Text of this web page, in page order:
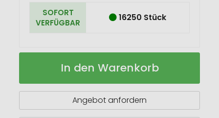
SOFORT
VERFÜGBAR
16250 Stück
Fächer
Auf
In den Warenkorb
Angebot anfordern